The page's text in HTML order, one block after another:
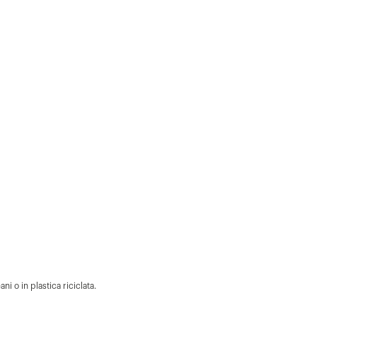
o in plastica riciclata.